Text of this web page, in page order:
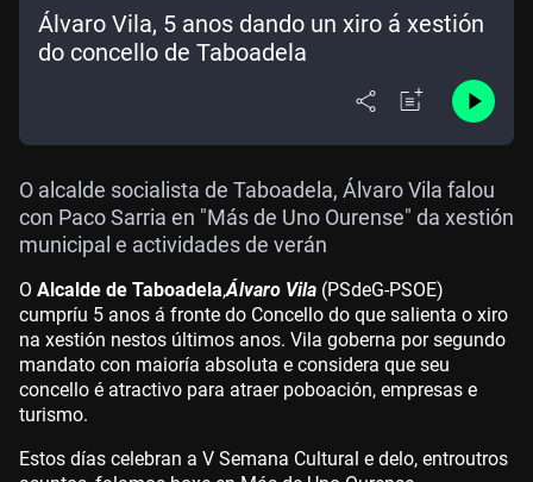
Álvaro Vila, 5 anos dando un xiro á xestión
do concello de Taboadela
O alcalde socialista de Taboadela, Álvaro Vila falou
con Paco Sarria en "Más de Uno Ourense" da xestión
municipal e actividades de verán
O Alcalde de Taboadela,Álvaro Vila (PSdeG-PSOE)
cumpríu 5 anos á fronte do Concello do que salienta o xiro
na xestión nestos últimos anos. Vila goberna por segundo
mandato con maioría absoluta e considera que seu
concello é atractivo para atraer poboación, empresas e
turismo.
Estos días celebran a V Semana Cultural e delo, entroutros